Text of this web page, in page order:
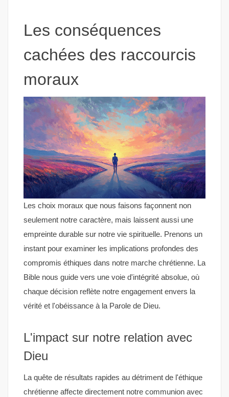
Les conséquences
cachées des raccourcis
moraux
Les choix moraux que nous faisons façonnent non
seulement notre caractère, mais laissent aussi une
empreinte durable sur notre vie spirituelle. Prenons un
instant pour examiner les implications profondes des
compromis éthiques dans notre marche chrétienne. La
Bible nous guide vers une voie d'intégrité absolue, où
chaque décision reflète notre engagement envers la
vérité et l'obéissance à la Parole de Dieu.
L'impact sur notre relation avec
Dieu
La quête de résultats rapides au détriment de l'éthique
chrétienne affecte directement notre communion avec